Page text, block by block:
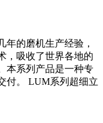
年的磨机生产经验，
，吸收了世界各地的
本系列产品是一种专
付。 LUM系列超细立